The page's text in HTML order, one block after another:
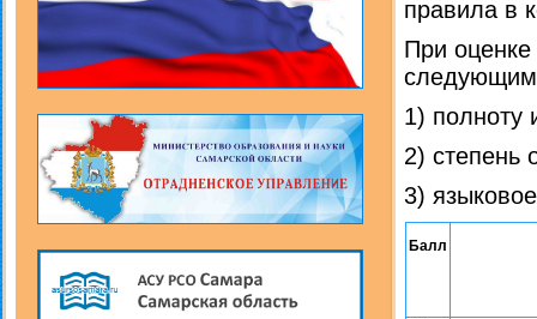
правила в
При оценке
1) полноту
2) степень
3)
Балл